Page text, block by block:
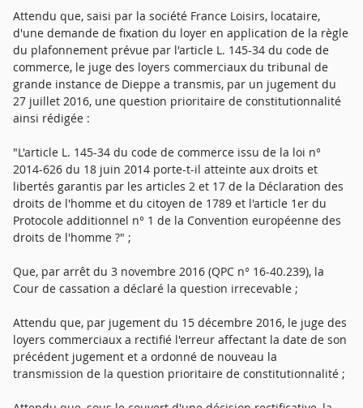
Attendu que, saisi par la société France Loisirs, locataire,
d'une demande de fixation du loyer en application de la règle
du plafonnement prévue par l'article L. 145-34 du code de
commerce, le juge des loyers commerciaux du tribunal de
grande instance de Dieppe a transmis, par un jugement du
27 juillet 2016, une question prioritaire de constitutionnalité
ainsi rédigée :
"L'article L. 145-34 du code de commerce issu de la loi n°
2014-626 du 18 juin 2014 porte-t-il atteinte aux droits et
libertés garantis par les articles 2 et 17 de la Déclaration des
droits de l'homme et du citoyen de 1789 et l'article 1er du
Protocole additionnel n° 1 de la Convention européenne des
droits de l'homme ?" ;
Que, par arrêt du 3 novembre 2016 (QPC n° 16-40.239), la
Cour de cassation a déclaré la question irrecevable ;
Attendu que, par jugement du 15 décembre 2016, le juge des
loyers commerciaux a rectifié l'erreur affectant la date de son
précédent jugement et a ordonné de nouveau la
transmission de la question prioritaire de constitutionnalité ;